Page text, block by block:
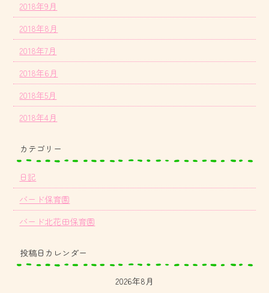
2018年9月
2018年8月
2018年7月
2018年6月
2018年5月
2018年4月
カテゴリー
日記
バード保育園
バード北花田保育園
投稿日カレンダー
2026年8月